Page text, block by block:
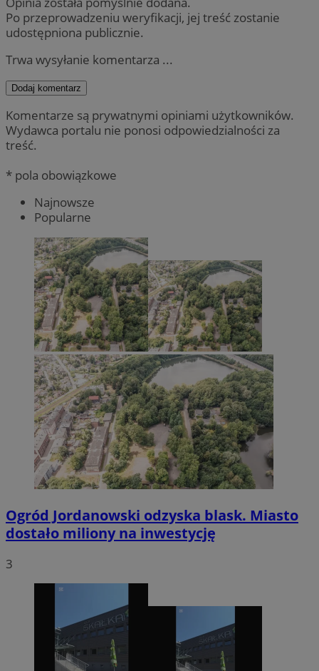
Po przeprowadzeniu weryfikacji, jej treść zostanie
udostępniona publicznie.
Trwa wysyłanie komentarza ...
Dodaj komentarz
Komentarze są prywatnymi opiniami użytkowników.
Wydawca portalu nie ponosi odpowiedzialności za
treść.
* pola obowiązkowe
Najnowsze
Popularne
Ogród Jordanowski odzyska blask. Miasto
dostało miliony na inwestycję
3